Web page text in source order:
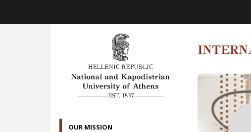
OUR MISSION